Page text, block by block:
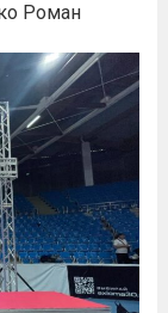
Роман